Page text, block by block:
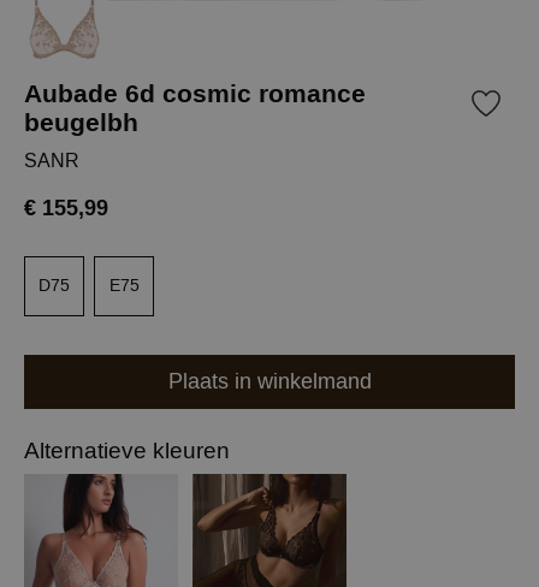
Aubade 6d cosmic romance
beugelbh
SANR
€ 155,99
D75 E75
Plaats in winkelmand
Alternatieve kleuren